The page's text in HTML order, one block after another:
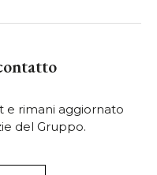
e rimani aggiornato
del Gruppo.